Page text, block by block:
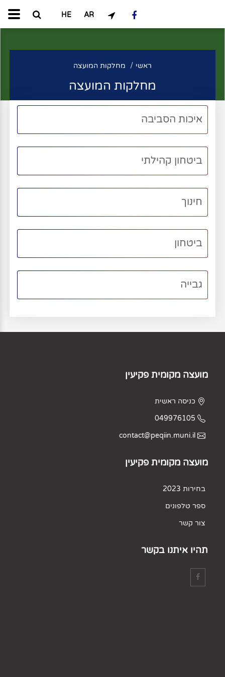
AR
HE
ראשי מחלקות המועצה
מחלקות המועצה
איכות הסביבה
ביטחון קהילתי
חינוך
ביטחון
גבייה
מועצה מקומית פקיעין
כניסה ראשית
049976105
contact@peqiin.muni.il
מועצה מקומית פקיעין
בחירות 2023
ספר טלפונים
צור קשר
תהיו איתנו בקשר